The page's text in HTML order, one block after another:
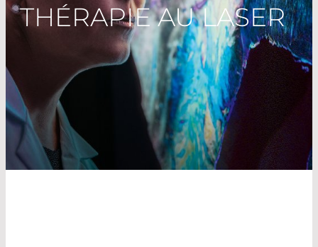
THÉRAPIE AU LASER